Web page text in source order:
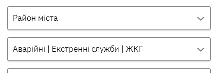
Район міста
Аварійні | Екстренні служби | ЖКГ